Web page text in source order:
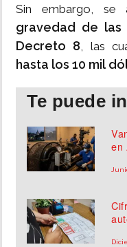
Sin embargo, se
gravedad de las
Decreto 8, las
hasta los 10 mil
Te puede
en